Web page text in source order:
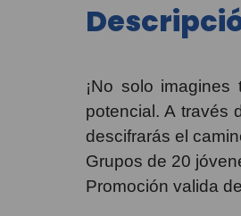
¡No solo
potencial. A través
descifrarás el
Grupos de 20
Promoción valida